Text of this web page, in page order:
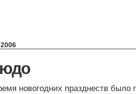
новогодних празднеств было